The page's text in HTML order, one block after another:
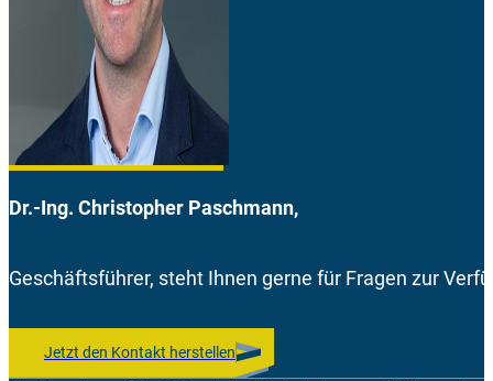
Dr.-Ing. Christopher Paschmann,
Geschäftsführer, steht Ihnen gerne für Fragen zur
Jetzt den Kontakt herstellen